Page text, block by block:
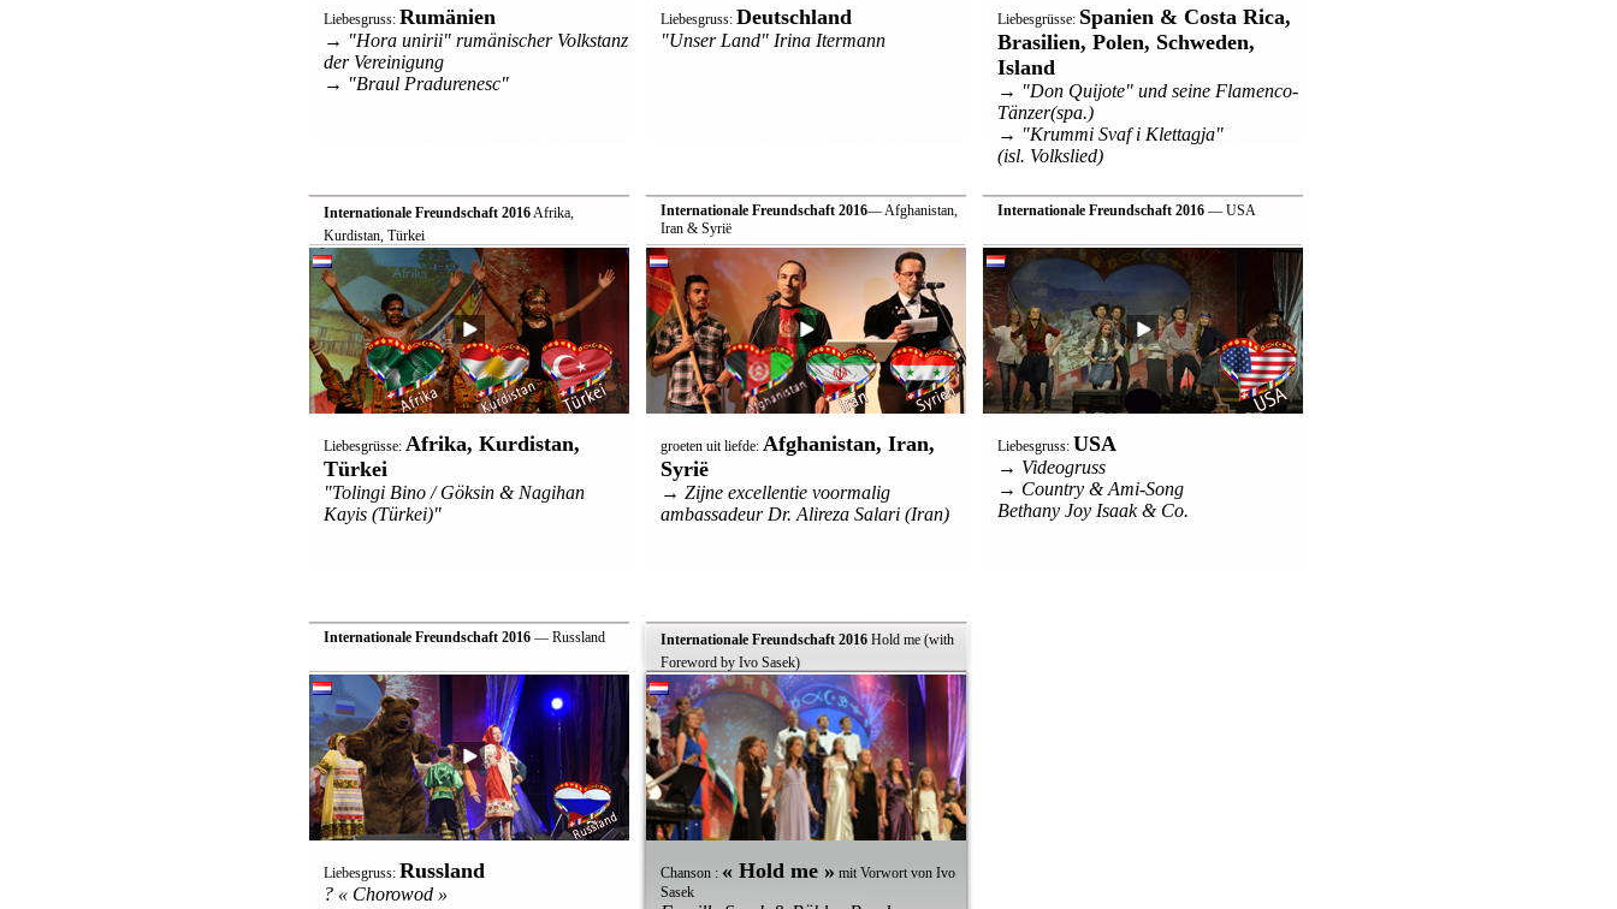
Liebesgruss: Rumänien
→ "Hora unirii" rumänischer Volkstanz
der Vereinigung
→ "Braul Pradurenesc"
Liebesgruss: Deutschland
"Unser Land" Irina Itermann
Liebesgrüsse: Spanien & Costa Rica,
Brasilien, Polen, Schweden,
Island
→ "Don Quijote" und seine Flamenco-
Tänzer(spa.)
→ "Krummi Svaf i Klettagja"
(isl. Volkslied)
Internationale Freundschaft 2016 Afrika,
Kurdistan, Türkei
Liebesgrüsse: Afrika, Kurdistan,
Türkei
"Tolingi Bino / Göksin & Nagihan
Kayis (Türkei)"
Internationale Freundschaft 2016— Afghanistan,
Iran & Syrië
groeten uit liefde: Afghanistan, Iran,
Syrië
→ Zijne excellentie voormalig
ambassadeur Dr. Alireza Salari (Iran)
Internationale Freundschaft 2016— USA
Liebesgruss: USA
→ Videogruss
→ Country & Ami-Song
Bethany Joy Isaak & Co.
Internationale Freundschaft 2016— Russland
Liebesgruss: Russland
? « Chorowod »
Internationale Freundschaft 2016 Hold me (with
Foreword by Ivo Sasek)
Chanson : « Hold me » mit Vorwort von Ivo
Sasek